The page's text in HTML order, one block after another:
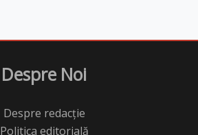
Despre Noi
Despre redacție
Politica editorială